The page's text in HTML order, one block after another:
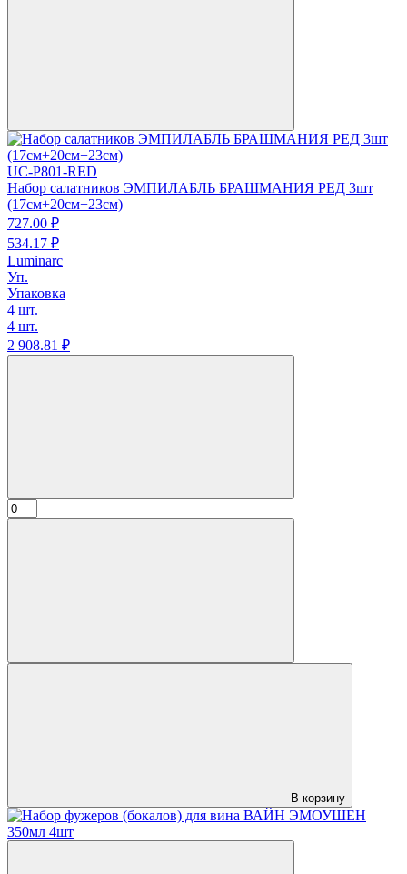
UC-P801-RED
Набор салатников ЭМПИЛАБЛЬ БРАШМАНИЯ РЕД 3шт
(17см+20см+23см)
727.00 ₽
534.17 ₽
Luminarc
Уп.
Упаковка
4 шт.
4 шт.
2 908.81 ₽
В корзину